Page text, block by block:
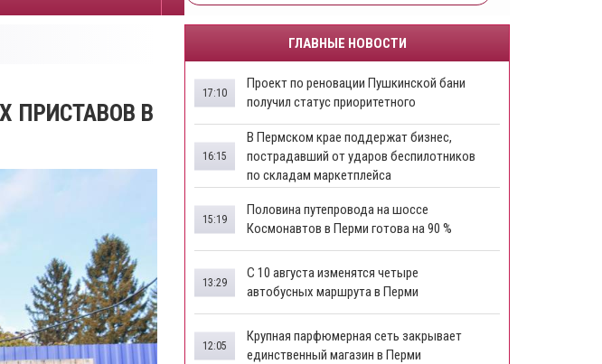
ПРИСТАВОВ В
ГЛАВНЫЕ НОВОСТИ
​Проект по реновации Пушкинской бани
получил статус приоритетного
17:10
​В Пермском крае поддержат бизнес,
пострадавший от ударов беспилотников
по складам маркетплейса
16:15
​Половина путепровода на шоссе
Космонавтов в Перми готова на 90 %
15:19
​С 10 августа изменятся четыре
автобусных маршрута в Перми
13:29
​Крупная парфюмерная сеть закрывает
единственный магазин в Перми
12:05